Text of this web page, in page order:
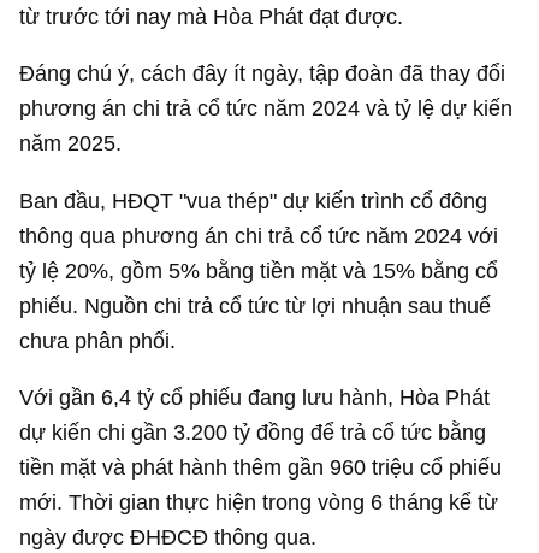
từ trước tới nay mà Hòa Phát đạt được.
Đáng chú ý, cách đây ít ngày, tập đoàn đã thay đổi
phương án chi trả cổ tức năm 2024 và tỷ lệ dự kiến
năm 2025.
Ban đầu, HĐQT "vua thép" dự kiến trình cổ đông
thông qua phương án chi trả cổ tức năm 2024 với
tỷ lệ 20%, gồm 5% bằng tiền mặt và 15% bằng cổ
phiếu. Nguồn chi trả cổ tức từ lợi nhuận sau thuế
chưa phân phối.
Với gần 6,4 tỷ cổ phiếu đang lưu hành, Hòa Phát
dự kiến chi gần 3.200 tỷ đồng để trả cổ tức bằng
tiền mặt và phát hành thêm gần 960 triệu cổ phiếu
mới. Thời gian thực hiện trong vòng 6 tháng kể từ
ngày được ĐHĐCĐ thông qua.